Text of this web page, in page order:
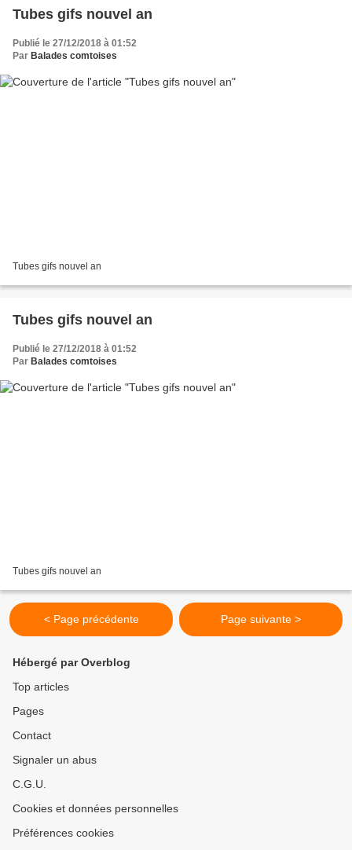
Tubes gifs nouvel an
Publié le 27/12/2018 à 01:52
Par Balades comtoises
Tubes gifs nouvel an
Tubes gifs nouvel an
Publié le 27/12/2018 à 01:52
Par Balades comtoises
Tubes gifs nouvel an
< Page précédente Page suivante >
Hébergé par Overblog
Top articles
Pages
Contact
Signaler un abus
C.G.U.
Cookies et données personnelles
Préférences cookies